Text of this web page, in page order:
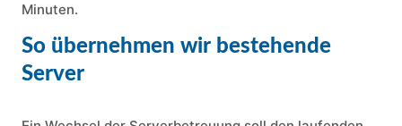
Minuten.
So übernehmen wir bestehende
Server